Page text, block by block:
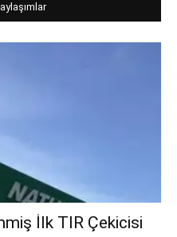
İlk TIR Çekicisi